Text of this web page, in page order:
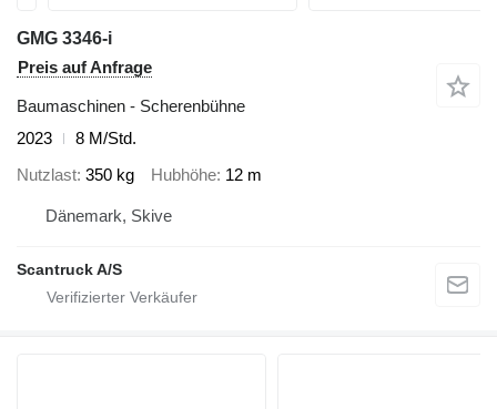
GMG 3346-i
Preis auf Anfrage
Baumaschinen - Scherenbühne
2023
8 M/Std.
Nutzlast 350 kg Hubhöhe 12 m
Dänemark, Skive
Scantruck A/S